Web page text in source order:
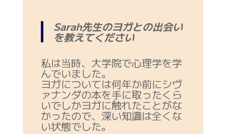
Sarah先生のヨガとの出会い
を教えてください
私は当時、大学院で心理学を学
んでいました。
ヨガについては何年か前にシヴ
ァナンダの本を手に取ったくら
いでしかヨガに触れたことがな
かったので、深い知識は全くな
い状態でした。